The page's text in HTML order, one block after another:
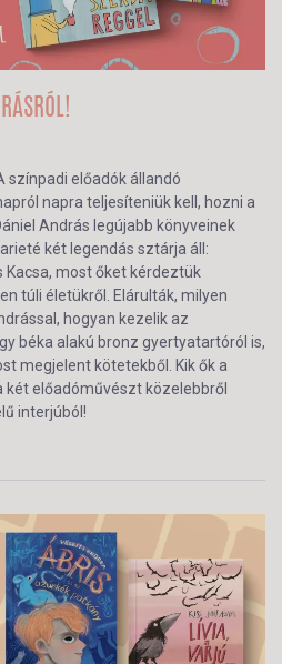
színpadi előadók állandó
napra teljesíteniük kell, hozni a
András legújabb könyveinek
két legendás sztárja áll:
Kacsa, most őket kérdeztük
túli életükről. Elárulták, milyen
hogyan kezelik az
béka alakú bronz gyertyatartóról is,
megjelent kötetekből. Kik ők a
két előadóművészt közelebbről
interjúból!